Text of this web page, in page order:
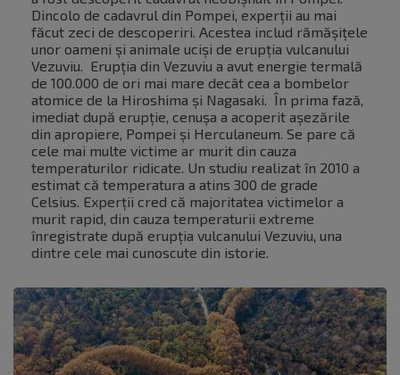
Dincolo de cadavrul din Pompei, experții au mai
făcut zeci de descoperiri. Acestea includ rămășițele
unor oameni și animale uciși de erupția vulcanului
Vezuviu. Erupția din Vezuviu a avut energie termală
de 100.000 de ori mai mare decât cea a bombelor
atomice de la Hiroshima și Nagasaki. În prima fază,
imediat după erupție, cenușa a acoperit așezările
din apropiere, Pompei și Herculaneum. Se pare că
cele mai multe victime ar murit din cauza
temperaturilor ridicate. Un studiu realizat în 2010 a
estimat că temperatura a atins 300 de grade
Celsius. Experții cred că majoritatea victimelor a
murit rapid, din cauza temperaturii extreme
înregistrate după erupția vulcanului Vezuviu, una
dintre cele mai cunoscute din istorie.